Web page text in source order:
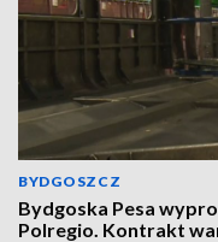
BYDGOSZCZ
Bydgoska Pesa
Polregio. Kontrakt